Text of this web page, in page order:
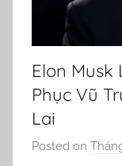
Elon Musk
Phục Vũ
Lai
Posted on